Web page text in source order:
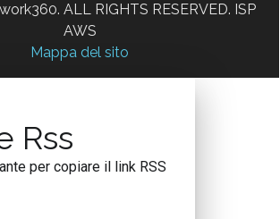
ALL RIGHTS RESERVED. ISP
AWS
Mappa del sito
Rss
per copiare il link RSS